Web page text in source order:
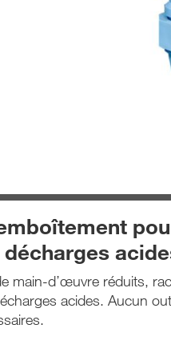
décharges
main-d’œuvre réduits,
acides. Aucun